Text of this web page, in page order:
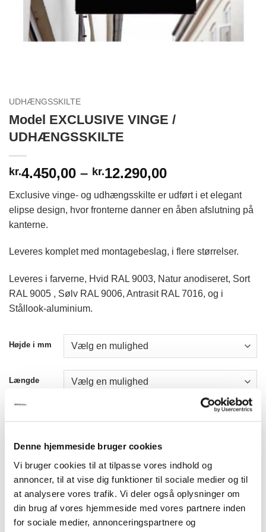
Denne hjemmeside bruger cookies
Vi bruger cookies til at tilpasse vores indhold og
annoncer, til at vise dig funktioner til sociale medier og til
at analysere vores trafik. Vi deler også oplysninger om
din brug af vores hjemmeside med vores partnere inden
for sociale medier, annonceringspartnere og
UDHÆNGSSKILTE
Model EXCLUSIVE VINGE /
UDHÆNGSSKILTE
kr.4.450,00 – kr.12.290,00Prisinterval:
til
kr.12.290,00
Exclusive vinge- og udhængsskilte er udført i et elegant
elipse design, hvor fronterne danner en åben afslutning på
kanterne.
Leveres komplet med montagebeslag, i flere størrelser.
Leveres i farverne, Hvid RAL 9003, Natur anodiseret, Sort
RAL 9005 , Sølv RAL 9006, Antrasit RAL 7016, og i
Stållook-aluminium.
Højde i mm
Længde
Tillæg for foliering en side
Tillæg for foliering 2 pr sider
Model EXCLUSIVE VINGE / UDHÆNGSSKILTE antal